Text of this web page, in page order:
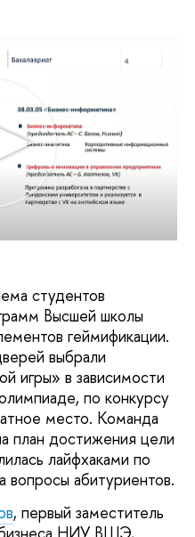
студентов
Высшей школы
геймификации.
выбрали
игры» в зависимости
по конкурсу
место. Команда
план достижения цели
лайфхаками по
вопросы абитуриентов.
, первый заместитель